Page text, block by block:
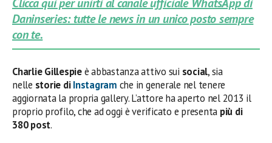
Clicca qui per unirti al canale ufficiale WhatsApp di
Daninseries: tutte le news in un unico posto sempre
con te.
Charlie Gillespieè abbastanza attivo sui social, sia
nelle storie diInstagram che in generale nel tenere
aggiornata la propria gallery. L’attore ha aperto nel 2013 il
proprio profilo, che ad oggi è verificato e presenta più di
380 post.